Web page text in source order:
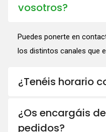
vosotros?
Puedes ponerte en
los distintos canales que
¿Tenéis horario
¿Os encargáis
pedidos?